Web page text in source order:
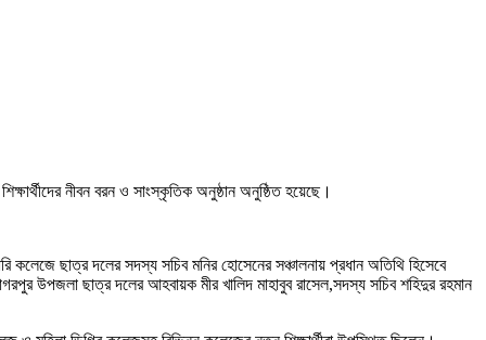
নীবন বরন ও সাংস্কৃতিক অনুষ্ঠান অনুষ্ঠিত হয়েছে।
ছাত্র দলের সদস্য সচিব মনির হোসেনের সঞ্চালনায় প্রধান অতিথি হিসেবে
উপজলা ছাত্র দলের আহবায়ক মীর খালিদ মাহাবুব রাসেল,সদস্য সচিব শহিদুর রহমান